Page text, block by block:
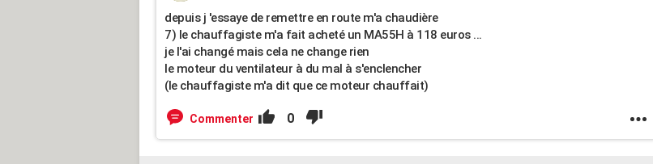
depuis j 'essaye de remettre en route m'a chaudière
7) le chauffagiste m'a fait acheté un MA55H à 118 euros ...
je l'ai changé mais cela ne change rien
le moteur du ventilateur à du mal à s'enclencher
(le chauffagiste m'a dit que ce moteur chauffait)
Commenter 0